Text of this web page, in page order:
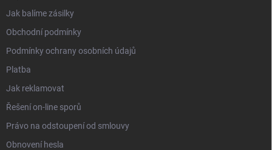
Jak balíme zásilky
Obchodní podmínky
Podmínky ochrany osobních údajů
Platba
Jak reklamovat
Řešení on-line sporů
Právo na odstoupení od smlouvy
Obnovení hesla